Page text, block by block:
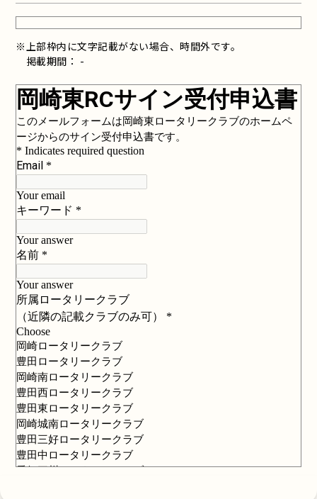
※上部枠内に文字記載がない場合、時間外です。
掲載期間： -